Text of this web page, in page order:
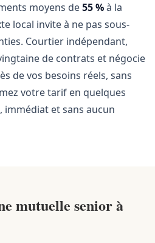
moyens de55 %à la
local invite à ne pas sous-
Courtier indépendant,
de contrats et négocie
de vos besoins réels, sans
votre tarif en quelques
et sans aucun
mutuelle senior à